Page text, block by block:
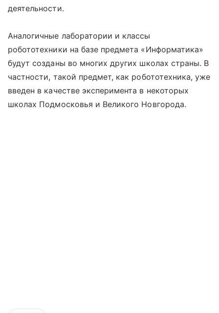
деятельности.
Аналогичные лаборатории и классы
робототехники на базе предмета «Информатика»
будут созданы во многих других школах страны. В
частности, такой предмет, как робототехника, уже
введен в качестве эксперимента в некоторых
школах Подмосковья и Великого Новгорода.